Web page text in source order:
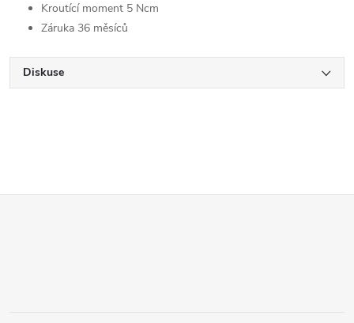
Kroutící moment 5 Ncm
Záruka 36 měsíců
Diskuse